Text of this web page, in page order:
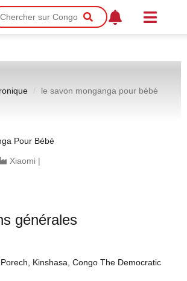
le savon monganga pour bébé
Pour Bébé
Xiaomi |
générales
Porech, Kinshasa, Congo The Democratic